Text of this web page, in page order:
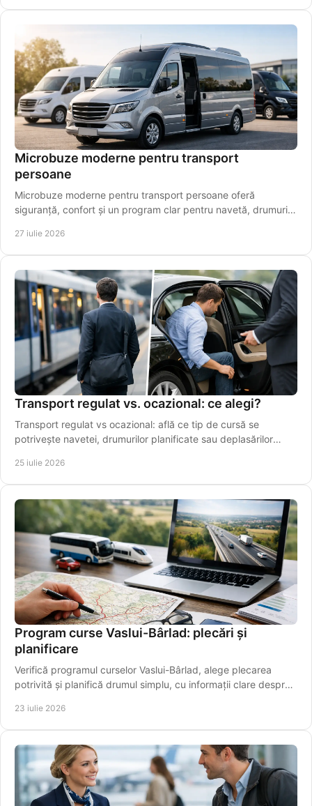
Microbuze moderne pentru transport
persoane
Microbuze moderne pentru transport persoane oferă
siguranță, confort și un program clar pentru navetă, drumuri
27 iulie 2026
Transport regulat vs. ocazional: ce alegi?
Transport regulat vs ocazional: află ce tip de cursă se
potrivește navetei, drumurilor planificate sau deplasărilor
25 iulie 2026
Program curse Vaslui-Bârlad: plecări și
planificare
Verifică programul curselor Vaslui-Bârlad, alege plecarea
potrivită și planifică drumul simplu, cu informații clare despre
23 iulie 2026